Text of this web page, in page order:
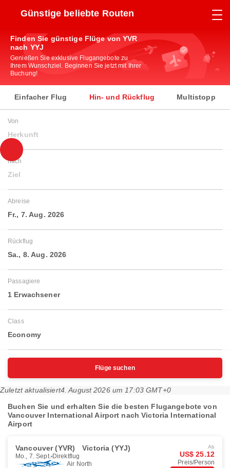
Günstige beliebte Routen
Finden Sie günstige Flüge von YVR
nach YYJ
Genießen Sie exklusive Flugangebote zu
Ihrem Wunschziel. Beginnen Sie jetzt mit Ihrer
Buchung!
Einfacher Flug Hin- und Rückflug Multistopp
Von
Herkunft
nach
Ziel
Abreise
Fr., 7. Aug. 2026
Rückflug
Sa., 8. Aug. 2026
Passagiere
1 Erwachsener
Class
Economy
Flüge suchen
Zuletzt aktualisiert4. August 2026 um 17:03 GMT+0
Buchen Sie und erhalten Sie die besten Flugangebote von
Vancouver International Airport nach Victoria International
Airport
Vancouver (YVR) Victoria (YYJ)
Mo., 7. Sept. Direktflug
Air North
Ab
US$ 25.12
Preis/Person